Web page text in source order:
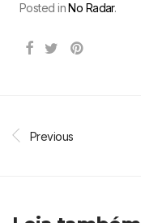
Posted inNo Radar.
Previous